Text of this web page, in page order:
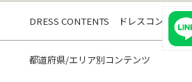
DRESS CONTENTS ドレスコンテンツ
都道府県/エリア別コンテンツ